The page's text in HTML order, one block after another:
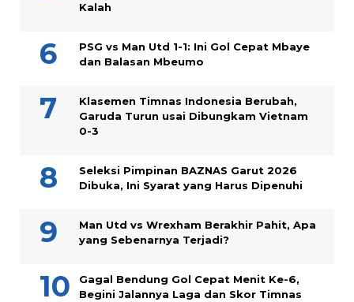
Kalah
PSG vs Man Utd 1-1: Ini Gol Cepat Mbaye
dan Balasan Mbeumo
Klasemen Timnas Indonesia Berubah,
Garuda Turun usai Dibungkam Vietnam
0-3
Seleksi Pimpinan BAZNAS Garut 2026
Dibuka, Ini Syarat yang Harus Dipenuhi
Man Utd vs Wrexham Berakhir Pahit, Apa
yang Sebenarnya Terjadi?
Gagal Bendung Gol Cepat Menit Ke-6,
Begini Jalannya Laga dan Skor Timnas